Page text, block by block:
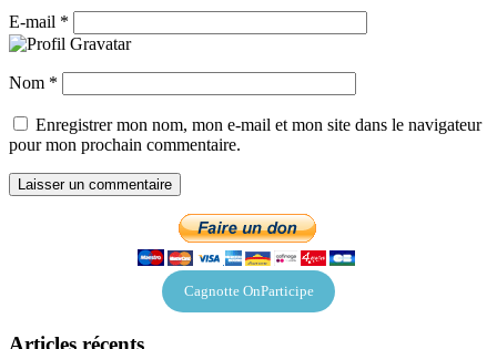
E-mail *
Nom *
Enregistrer mon nom, mon e-mail et mon site dans le navigateur
pour mon prochain commentaire.
Cagnotte OnParticipe
Articles récents